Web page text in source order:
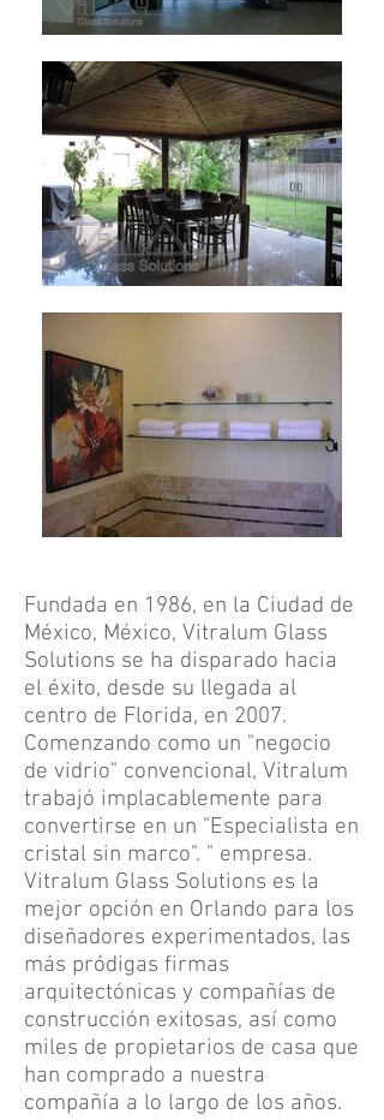
Fundada en 1986, en la Ciudad de
México, México, Vitralum Glass
Solutions se ha disparado hacia
el éxito, desde su llegada al
centro de Florida, en 2007.
Comenzando como un "negocio
de vidrio" convencional, Vitralum
trabajó implacablemente para
convertirse en un "Especialista en
cristal sin marco". " empresa.
Vitralum Glass Solutions es la
mejor opción en Orlando para los
diseñadores experimentados, las
más pródigas firmas
arquitectónicas y compañías de
construcción exitosas, así como
miles de propietarios de casa que
han comprado a nuestra
compañía a lo largo de los años.